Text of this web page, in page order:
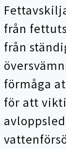
från
från
förmåga
för att